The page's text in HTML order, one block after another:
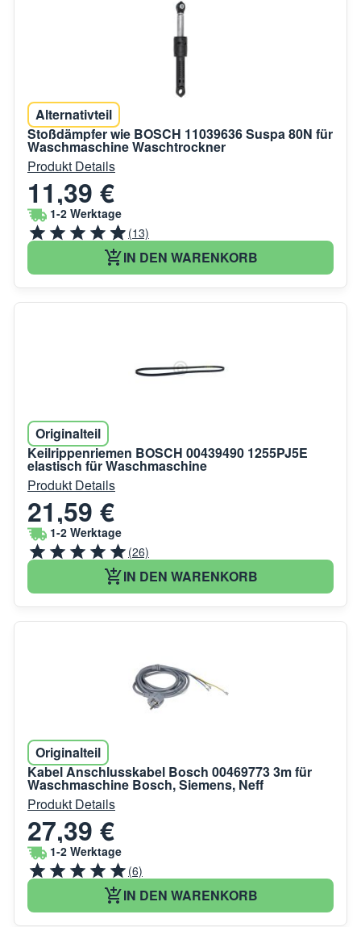
Alternativteil
Stoßdämpfer wie BOSCH 11039636 Suspa 80N für
Waschmaschine Waschtrockner
Produkt Details
11,39 €
1-2 Werktage
(13)
IN DEN WARENKORB
Originalteil
Keilrippenriemen BOSCH 00439490 1255PJ5E
elastisch für Waschmaschine
Produkt Details
21,59 €
1-2 Werktage
(26)
IN DEN WARENKORB
Originalteil
Kabel Anschlusskabel Bosch 00469773 3m für
Waschmaschine Bosch, Siemens, Neff
Produkt Details
27,39 €
1-2 Werktage
(6)
IN DEN WARENKORB